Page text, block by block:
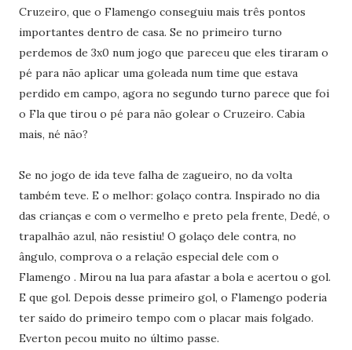
Cruzeiro, que o Flamengo conseguiu mais três pontos
importantes dentro de casa. Se no primeiro turno
perdemos de 3x0 num jogo que pareceu que eles tiraram o
pé para não aplicar uma goleada num time que estava
perdido em campo, agora no segundo turno parece que foi
o Fla que tirou o pé para não golear o Cruzeiro. Cabia
mais, né não?
Se no jogo de ida teve falha de zagueiro, no da volta
também teve. E o melhor: golaço contra. Inspirado no dia
das crianças e com o vermelho e preto pela frente, Dedé, o
trapalhão azul, não resistiu! O golaço dele contra, no
ângulo, comprova o a relação especial dele com o
Flamengo . Mirou na lua para afastar a bola e acertou o gol.
E que gol. Depois desse primeiro gol, o Flamengo poderia
ter saído do primeiro tempo com o placar mais folgado.
Everton pecou muito no último passe.